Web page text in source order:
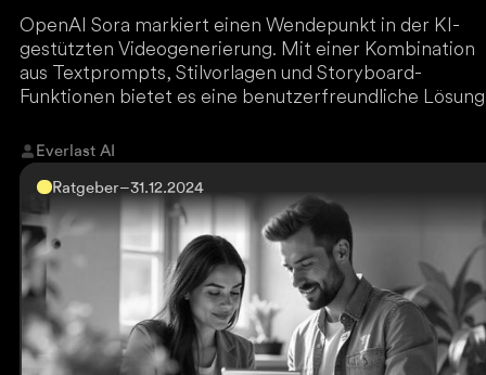
OpenAI Sora markiert einen Wendepunkt in der KI-
gestützten Videogenerierung. Mit einer Kombination
aus Textprompts, Stilvorlagen und Storyboard-
Funktionen bietet es eine benutzerfreundliche Lösung
ChatGPT Plus oder Pro, wobei Everlast AI mit einem
deutschen Tutorial den optimalen Einstieg ermöglicht.
Everlast AI
Ratgeber–31.12.2024